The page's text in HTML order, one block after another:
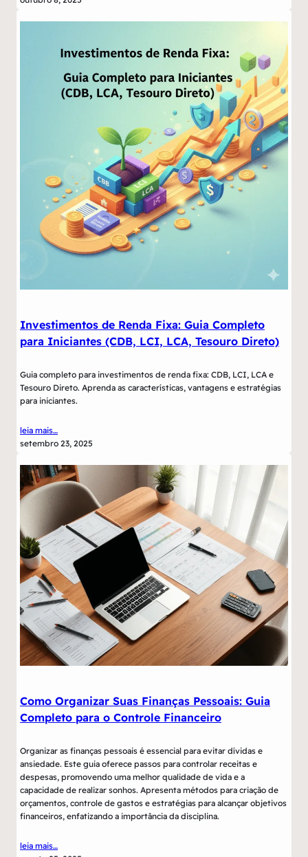
Investimentos de Renda Fixa: Guia Completo
para Iniciantes (CDB, LCI, LCA, Tesouro Direto)
Guia completo para investimentos de renda fixa: CDB, LCI, LCA e
Tesouro Direto. Aprenda as características, vantagens e estratégias
para iniciantes.
leia mais…
setembro 23, 2025
Como Organizar Suas Finanças Pessoais: Guia
Completo para o Controle Financeiro
Organizar as finanças pessoais é essencial para evitar dívidas e
ansiedade. Este guia oferece passos para controlar receitas e
despesas, promovendo uma melhor qualidade de vida e a
capacidade de realizar sonhos. Apresenta métodos para criação de
orçamentos, controle de gastos e estratégias para alcançar objetivos
financeiros, enfatizando a importância da disciplina.
leia mais…